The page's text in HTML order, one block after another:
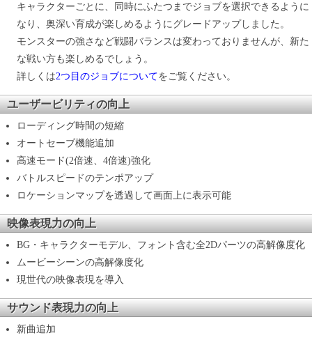
キャラクターごとに、同時にふたつまでジョブを選択できるように
なり、奥深い育成が楽しめるようにグレードアップしました。
モンスターの強さなど戦闘バランスは変わっておりませんが、新た
な戦い方も楽しめるでしょう。
詳しくは2つ目のジョブについてをご覧ください。
ユーザービリティの向上
ローディング時間の短縮
オートセーブ機能追加
高速モード(2倍速、4倍速)強化
バトルスピードのテンポアップ
ロケーションマップを透過して画面上に表示可能
映像表現力の向上
BG・キャラクターモデル、フォント含む全2Dパーツの高解像度化
ムービーシーンの高解像度化
現世代の映像表現を導入
サウンド表現力の向上
新曲追加